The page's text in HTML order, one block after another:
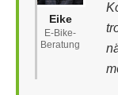
Eike
E-Bike-
Beratung